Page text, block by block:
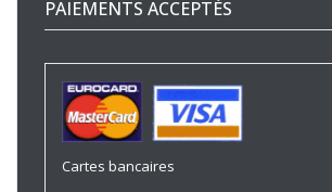
PAIEMENTS ACCEPTÉS
Cartes bancaires